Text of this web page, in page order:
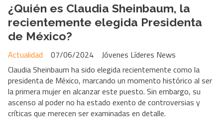
¿Quién es Claudia Sheinbaum, la
recientemente elegida Presidenta
de México?
Jóvenes Líderes News
Actualidad
07/06/2024
Claudia Sheinbaum ha sido elegida recientemente como la
presidenta de México, marcando un momento histórico al ser
la primera mujer en alcanzar este puesto. Sin embargo, su
ascenso al poder no ha estado exento de controversias y
críticas que merecen ser examinadas en detalle.